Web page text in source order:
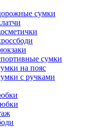
сумки
сумки
на пояс
с ручками